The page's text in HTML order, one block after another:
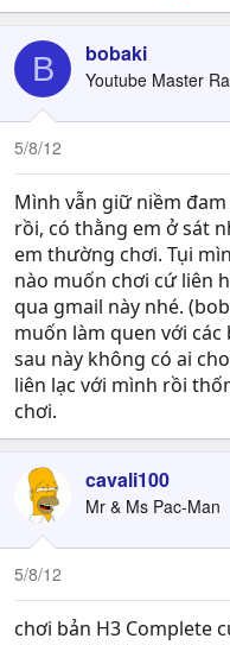
B bobaki
Youtube Master
5/8/12
Mình vẫn giữ niềm
rồi, có thằng em ở sát
em thường chơi. Tụi
nào muốn chơi cứ liên
qua gmail này nhé. (
muốn làm quen với
sau này không có ai
liên lạc với mình rồi
chơi.
cavali100
Mr & Ms Pac-Man
5/8/12
chơi bản H3 Complete